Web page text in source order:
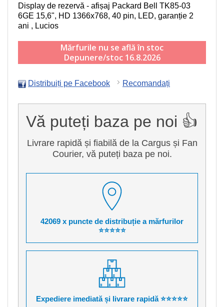
Display de rezervă - afișaj Packard Bell TK85-03
6GE 15,6", HD 1366x768, 40 pin, LED, garanție 2
ani , Lucios
Mărfurile nu se află în stoc
Depunere/stoc 16.8.2026
Distribuiți pe Facebook Recomandați
Vă puteți baza pe noi 👍
Livrare rapidă și fiabilă de la Cargus și Fan
Courier, vă puteți baza pe noi.
42069 x puncte de distribuție a mărfurilor
⭐⭐⭐⭐⭐
Expediere imediată și livrare rapidă ⭐⭐⭐⭐⭐